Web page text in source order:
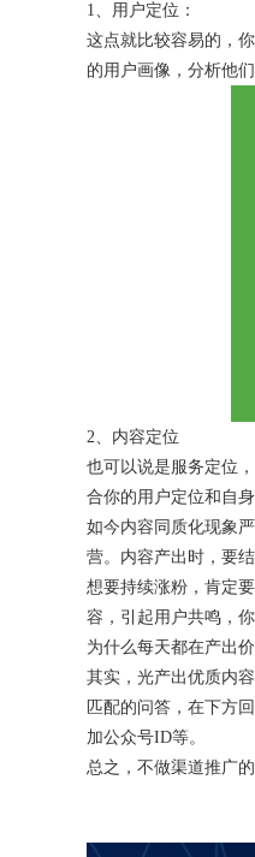
1、用户定位：
这点就比较容易的，
的用户画像，分析他
2、内容定位
也可以说是服务定位
合你的用户定位和自身
如今内容同质化现象
营。内容产出时，要
想要持续涨粉，肯定
容，引起用户共鸣，
为什么每天都在产出
其实，光产出优质内
匹配的问答，在下方
加公众号ID等。
总之，不做渠道推广